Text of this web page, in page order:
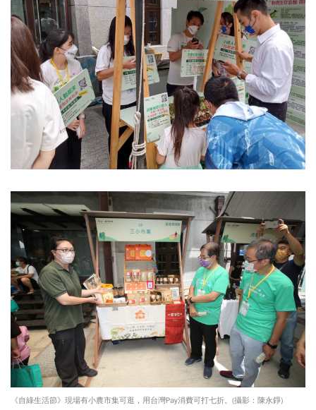
《自綠生活節》現場有小農市集可逛，用台灣Pay消費可打七折。(攝影：陳永錚)